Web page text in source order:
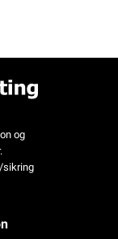
og
sikring